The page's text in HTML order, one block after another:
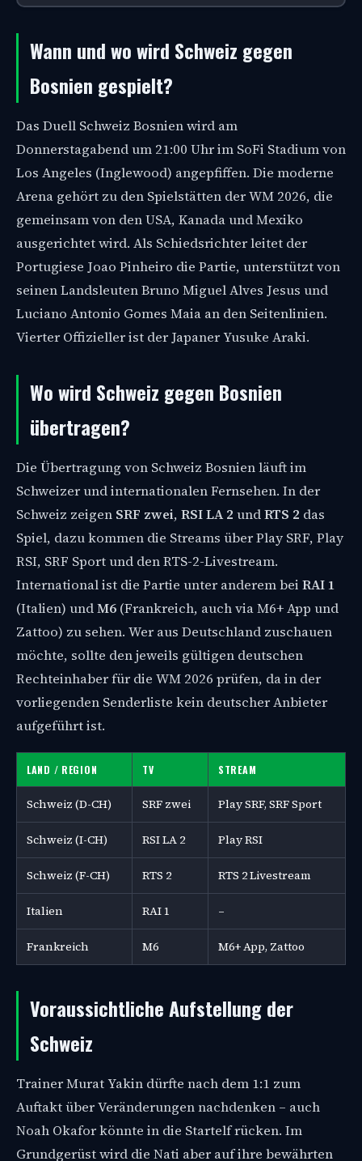
Wann und wo wird Schweiz gegen
Bosnien gespielt?
Das Duell Schweiz Bosnien wird am
Donnerstagabend um 21:00 Uhr im SoFi Stadium von
Los Angeles (Inglewood) angepfiffen. Die moderne
Arena gehört zu den Spielstätten der WM 2026, die
gemeinsam von den USA, Kanada und Mexiko
ausgerichtet wird. Als Schiedsrichter leitet der
Portugiese Joao Pinheiro die Partie, unterstützt von
seinen Landsleuten Bruno Miguel Alves Jesus und
Luciano Antonio Gomes Maia an den Seitenlinien.
Vierter Offizieller ist der Japaner Yusuke Araki.
Wo wird Schweiz gegen Bosnien
übertragen?
Die Übertragung von Schweiz Bosnien läuft im
Schweizer und internationalen Fernsehen. In der
Schweiz zeigen SRF zwei, RSI LA 2 undRTS 2 das
Spiel, dazu kommen die Streams über Play SRF, Play
RSI, SRF Sport und den RTS-2-Livestream.
International ist die Partie unter anderem bei RAI 1
(Italien) undM6 (Frankreich, auch via M6+ App und
Zattoo) zu sehen. Wer aus Deutschland zuschauen
möchte, sollte den jeweils gültigen deutschen
Rechteinhaber für die WM 2026 prüfen, da in der
vorliegenden Senderliste kein deutscher Anbieter
aufgeführt ist.
LAND / REGION TV STREAM
Schweiz (D-CH) SRF zwei Play SRF, SRF Sport
Schweiz (I-CH) RSI LA 2 Play RSI
Schweiz (F-CH) RTS 2 RTS 2 Livestream
Italien RAI 1 –
Frankreich M6 M6+ App, Zattoo
Voraussichtliche Aufstellung der
Schweiz
Trainer Murat Yakin dürfte nach dem 1:1 zum
Auftakt über Veränderungen nachdenken – auch
Noah Okafor könnte in die Startelf rücken. Im
Grundgerüst wird die Nati aber auf ihre bewährten